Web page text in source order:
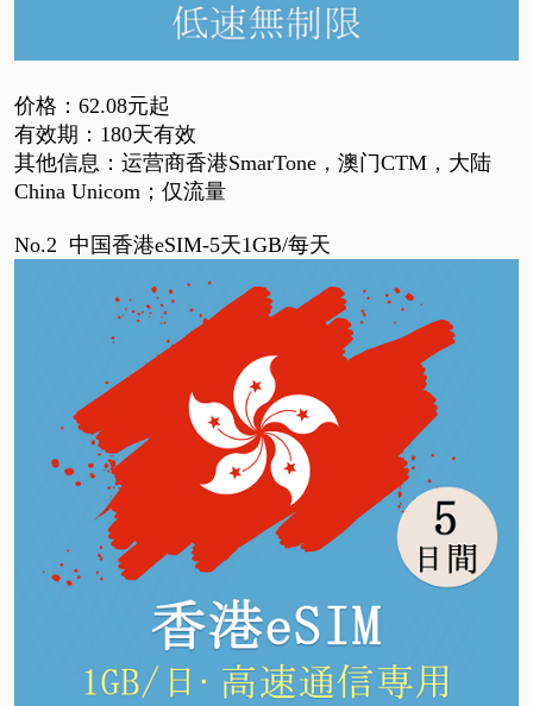
价格： 62.08元起
有效期： 180天有效
其他信息：运营商香港SmarTone，澳门CTM，大陆
China Unicom；仅流量
No.2 中国香港eSIM-5天1GB/每天